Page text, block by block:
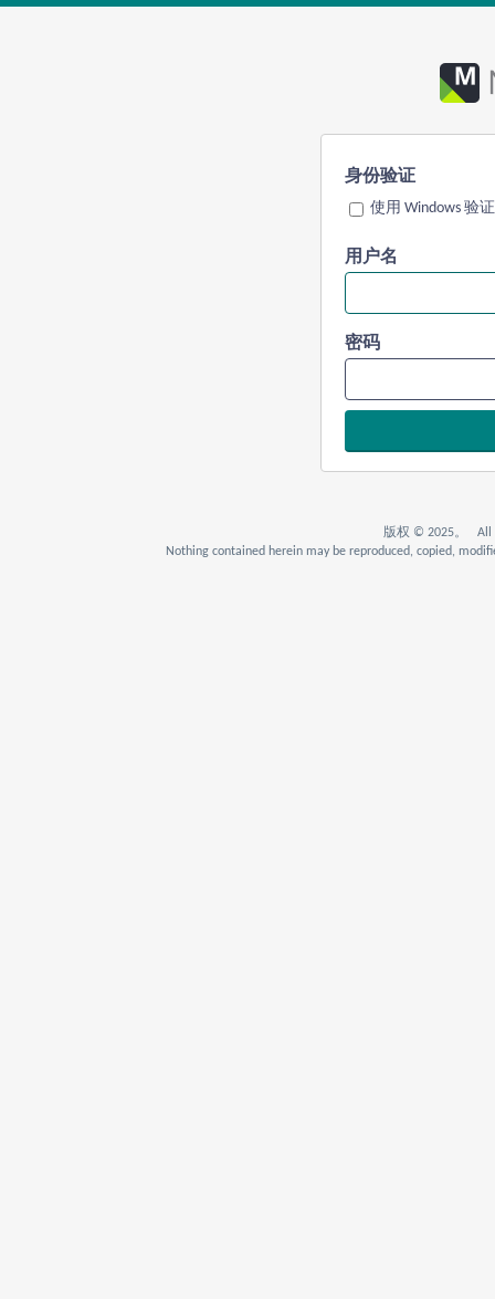
身份验证
使用 Windows 验证
用户名
密码
版权 © 2025。 All
Nothing contained herein may be reproduced, copied,